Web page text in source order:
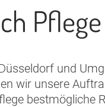
und
wir unsere
bestmögliche